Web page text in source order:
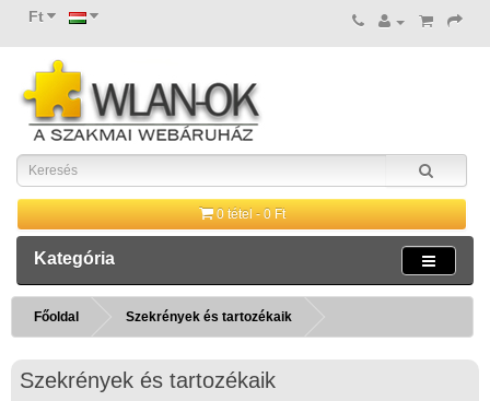
Ft
0 tétel - 0 Ft
Kategória
Főoldal Szekrények és tartozékaik
Szekrények és tartozékaik